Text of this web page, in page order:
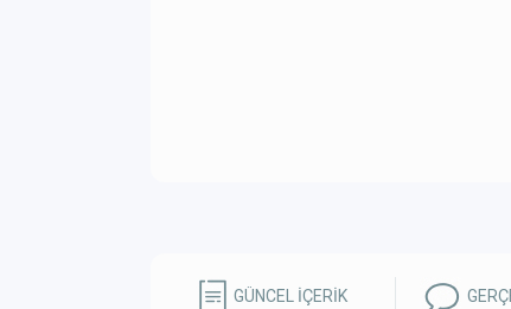
GÜNCEL İÇERİK